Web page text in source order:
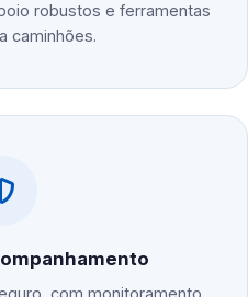
robustos e ferramentas
caminhões.
com monitoramento